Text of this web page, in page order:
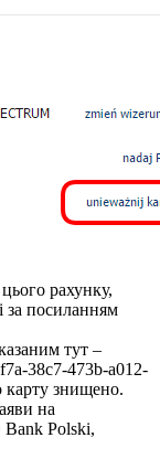
рахунку,
за посиланням
тут –
38c7-473b-a012-
карту знищено.
на
Bank Polski,